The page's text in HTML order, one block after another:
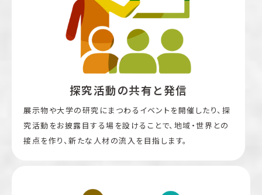
探究活動の共有と発信
展示物や大学の研究にまつわるイベントを開催したり、探
究活動をお披露目する場を設けることで、地域・世界との
接点を作り、新たな人材の流入を目指します。